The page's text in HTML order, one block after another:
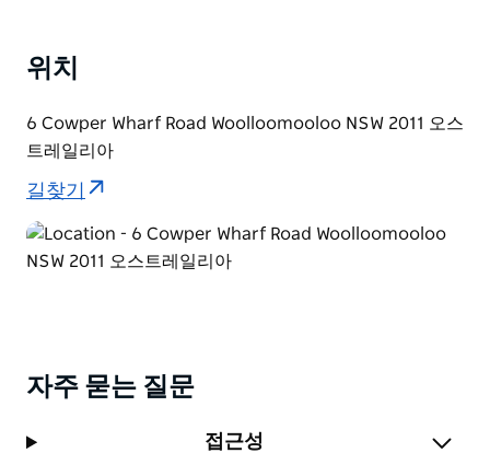
위치
6 Cowper Wharf Road Woolloomooloo NSW 2011 오스
트레일리아
길찾기
자주 묻는 질문
접근성